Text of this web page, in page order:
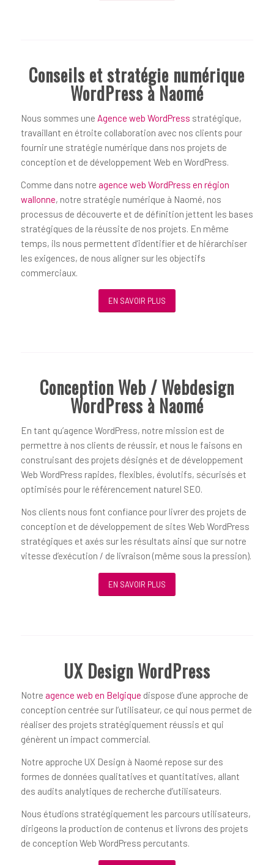
Conseils et stratégie numérique
WordPress à Naomé
Nous sommes une Agence web WordPress stratégique,
travaillant en étroite collaboration avec nos clients pour
fournir une stratégie numérique dans nos projets de
conception et de développement Web en WordPress.
Comme dans notre agence web WordPress en région
wallonne, notre stratégie numérique à Naomé, nos
processus de découverte et de définition jettent les bases
stratégiques de la réussite de nos projets. En même
temps, ils nous permettent d’identifier et de hiérarchiser
les exigences, de nous aligner sur les objectifs
commerciaux.
EN SAVOIR PLUS
Conception Web / Webdesign
WordPress à Naomé
En tant qu’agence WordPress, notre mission est de
permettre à nos clients de réussir, et nous le faisons en
construisant des projets désignés et de développement
Web WordPress rapides, flexibles, évolutifs, sécurisés et
optimisés pour le référencement naturel SEO.
Nos clients nous font confiance pour livrer des projets de
conception et de développement de sites Web WordPress
stratégiques et axés sur les résultats ainsi que sur notre
vitesse d’exécution / de livraison (même sous la pression).
EN SAVOIR PLUS
UX Design WordPress
Notre agence web en Belgique dispose d’une approche de
conception centrée sur l’utilisateur, ce qui nous permet de
réaliser des projets stratégiquement réussis et qui
génèrent un impact commercial.
Notre approche UX Design à Naomé repose sur des
formes de données qualitatives et quantitatives, allant
des audits analytiques de recherche d’utilisateurs.
Nous étudions stratégiquement les parcours utilisateurs,
dirigeons la production de contenus et livrons des projets
de conception Web WordPress percutants.